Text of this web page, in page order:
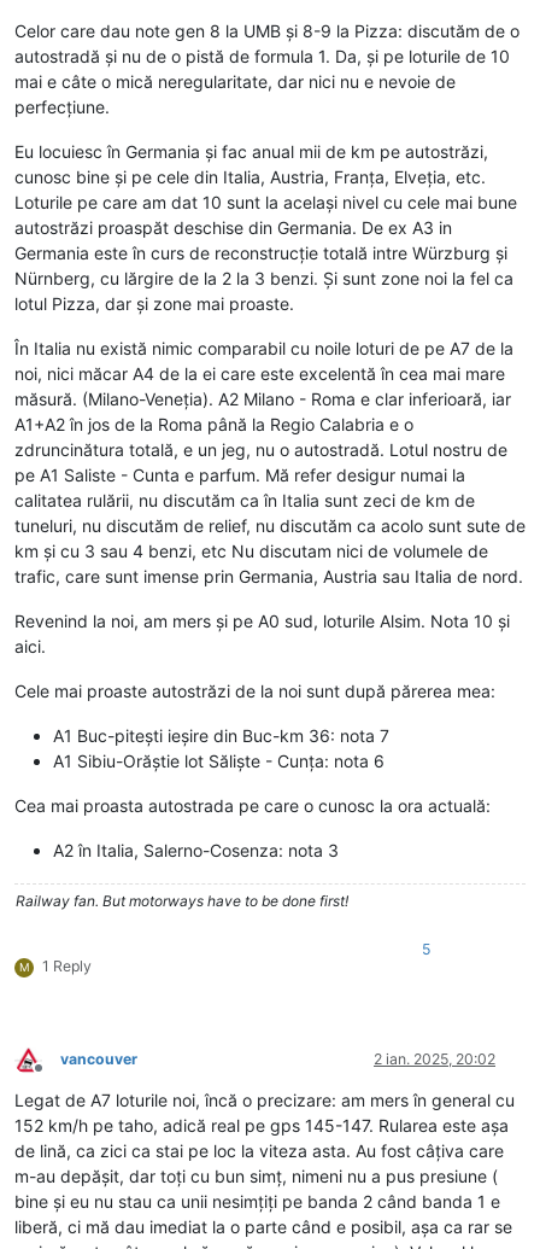
Celor care dau note gen 8 la UMB și 8-9 la Pizza: discutăm de o
autostradă și nu de o pistă de formula 1. Da, și pe loturile de 10
mai e câte o mică neregularitate, dar nici nu e nevoie de
perfecțiune.
Eu locuiesc în Germania și fac anual mii de km pe autostrăzi,
cunosc bine și pe cele din Italia, Austria, Franța, Elveția, etc.
Loturile pe care am dat 10 sunt la același nivel cu cele mai bune
autostrăzi proaspăt deschise din Germania. De ex A3 in
Germania este în curs de reconstrucție totală intre Würzburg și
Nürnberg, cu lărgire de la 2 la 3 benzi. Și sunt zone noi la fel ca
lotul Pizza, dar și zone mai proaste.
În Italia nu există nimic comparabil cu noile loturi de pe A7 de la
noi, nici măcar A4 de la ei care este excelentă în cea mai mare
măsură. (Milano-Veneția). A2 Milano - Roma e clar inferioară, iar
A1+A2 în jos de la Roma până la Regio Calabria e o
zdruncinătura totală, e un jeg, nu o autostradă. Lotul nostru de
pe A1 Saliste - Cunta e parfum. Mă refer desigur numai la
calitatea rulării, nu discutăm ca în Italia sunt zeci de km de
tuneluri, nu discutăm de relief, nu discutăm ca acolo sunt sute de
km și cu 3 sau 4 benzi, etc Nu discutam nici de volumele de
trafic, care sunt imense prin Germania, Austria sau Italia de nord.
Revenind la noi, am mers și pe A0 sud, loturile Alsim. Nota 10 și
aici.
Cele mai proaste autostrăzi de la noi sunt după părerea mea:
A1 Buc-pitești ieșire din Buc-km 36: nota 7
A1 Sibiu-Orăștie lot Săliște - Cunța: nota 6
Cea mai proasta autostrada pe care o cunosc la ora actuală:
A2 în Italia, Salerno-Cosenza: nota 3
Railway fan. But motorways have to be done first!
M 1 Reply
5
Deconectat
vancouver 2 ian. 2025, 20:02
Legat de A7 loturile noi, încă o precizare: am mers în general cu
152 km/h pe taho, adică real pe gps 145-147. Rularea este așa
de lină, ca zici ca stai pe loc la viteza asta. Au fost câțiva care
m-au depășit, dar toți cu bun simț, nimeni nu a pus presiune (
bine și eu nu stau ca unii nesimțiți pe banda 2 când banda 1 e
liberă, ci mă dau imediat la o parte când e posibil, așa ca rar se